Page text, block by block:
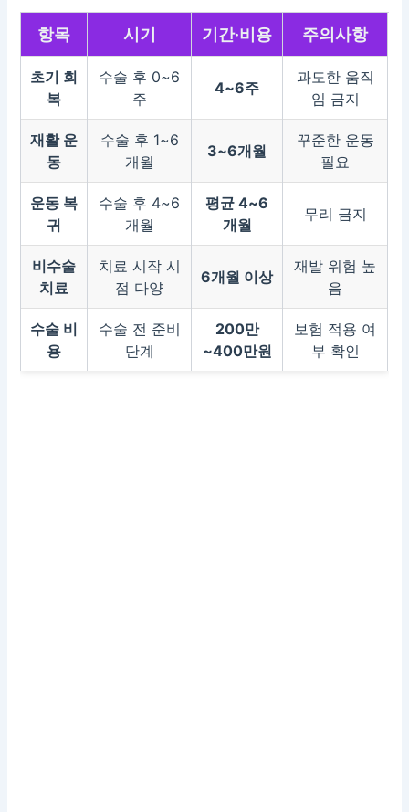
항목 시기 기간·비용 주의사항
초기 회
복
수술 후 0~6
주
4~6주
과도한 움직
임 금지
재활 운
동
수술 후 1~6
개월
3~6개월
꾸준한 운동
필요
운동 복
귀
수술 후 4~6
개월
평균 4~6
개월
무리 금지
비수술
치료
치료 시작 시
점 다양
6개월 이상
재발 위험 높
음
수술 비
용
수술 전 준비
단계
200만
~400만원
보험 적용 여
부 확인